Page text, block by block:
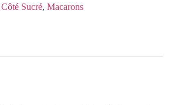
Côté Sucré, Macarons